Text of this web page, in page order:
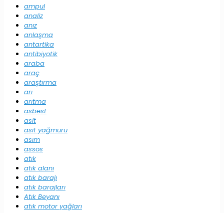
ampul
analiz
anız
anlaşma
antartika
antibiyotik
araba
araç
araştırma
arı
arıtma
asbest
asit
asit yağmuru
asım
assos
atık
atık alanı
atık barajı
atık barajları
Atık Beyanı
atık motor yağları